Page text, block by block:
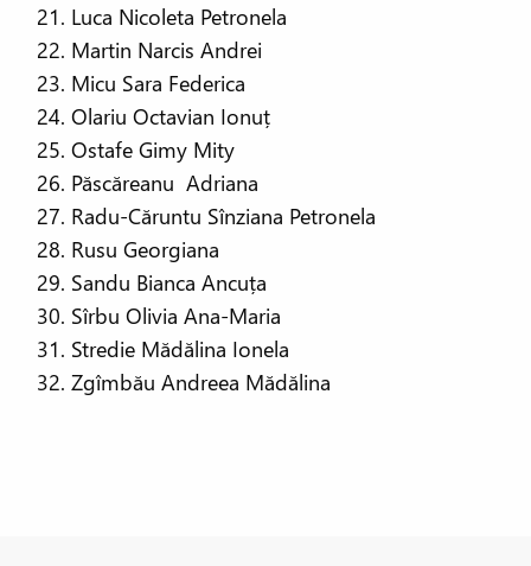
Luca Nicoleta Petronela
Martin Narcis Andrei
Micu Sara Federica
Olariu Octavian Ionuț
Ostafe Gimy Mity
Păscăreanu Adriana
Radu-Căruntu Sînziana Petronela
Rusu Georgiana
Sandu Bianca Ancuța
Sîrbu Olivia Ana-Maria
Stredie Mădălina Ionela
Zgîmbău Andreea Mădălina